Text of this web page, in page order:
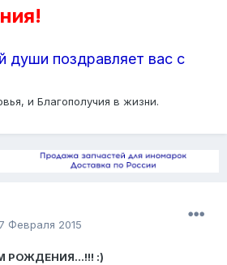
души поздравляет вас с
и Благополучия в жизни.
7 Февраля 2015
РОЖДЕНИЯ...!!! :)